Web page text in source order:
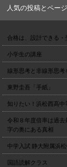
人気の投稿とページ
合格は、設計できる
小学生の講座
線形思考と非線形思考
東野圭吾「手紙」
知りたい！浜松西高中
令和８年度倍率は過
字の奥にある真相
中学入試 静大附属浜松
国語読解クラス